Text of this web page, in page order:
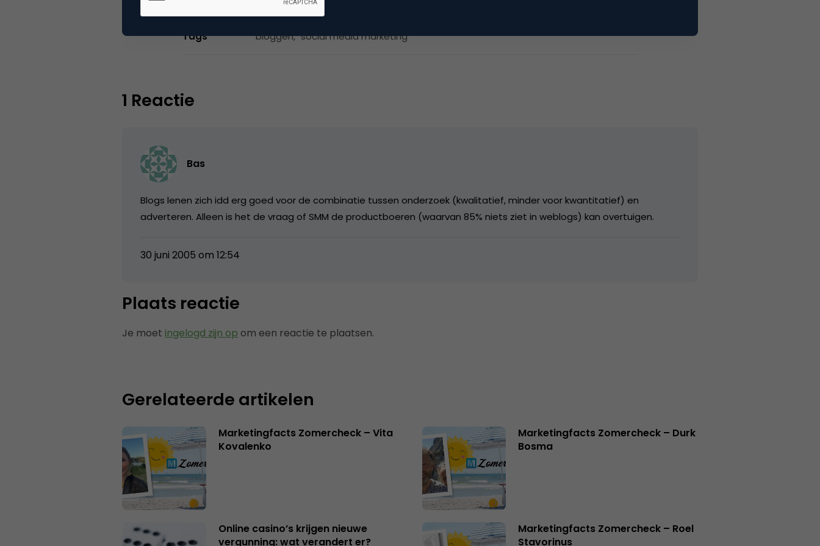
Tags bloggen, social media marketing
1 Reactie
Bas
Blogs lenen zich idd erg goed voor de combinatie tussen onderzoek (kwalitatief, minder voor kwantitatief) en
adverteren. Alleen is het de vraag of SMM de productboeren (waarvan 85% niets ziet in weblogs) kan overtuigen.
30 juni 2005 om 12:54
Plaats reactie
Je moet ingelogd zijn op om een reactie te plaatsen.
Gerelateerde artikelen
Marketingfacts Zomercheck – Vita
Kovalenko
Marketingfacts Zomercheck – Durk
Bosma
Online casino’s krijgen nieuwe
vergunning: wat verandert er?
Marketingfacts Zomercheck – Roel
Stavorinus